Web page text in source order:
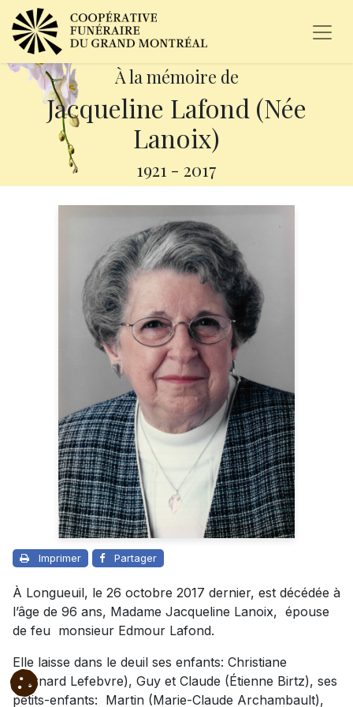
À la mémoire de
Jacqueline Lafond (Née
Lanoix)
1921 - 2017
Imprimer Partager
À Longueuil, le 26 octobre 2017 dernier, est décédée à
l’âge de 96 ans, Madame Jacqueline Lanoix, épouse
de feu monsieur Edmour Lafond.
Elle laisse dans le deuil ses enfants: Christiane
(Bernard Lefebvre), Guy et Claude (Étienne Birtz), ses
petits-enfants: Martin (Marie-Claude Archambault),